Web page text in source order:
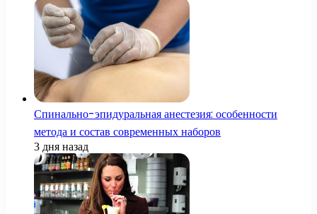
Спинально-эпидуральная анестезия: особенности
метода и состав современных наборов
3 дня назад